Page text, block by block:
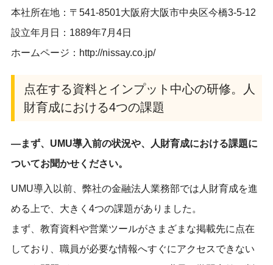
本社所在地：〒541-8501大阪府大阪市中央区今橋3-5-12
設立年月日：1889年7月4日
ホームページ：http://nissay.co.jp/
点在する資料と インプット中心の研修。人
財育成における4つの課題
―まず、UMU導入前の状況や、人財育成における課題に
ついてお聞かせください。
UMU導入以前、弊社の金融法人業務部では人財育成を進
める上で、 大きく4つの課題がありました 。
まず、教育資料や営業ツールがさまざまな掲載先に点在
しており、職員が必要な情報へすぐにアクセスできない